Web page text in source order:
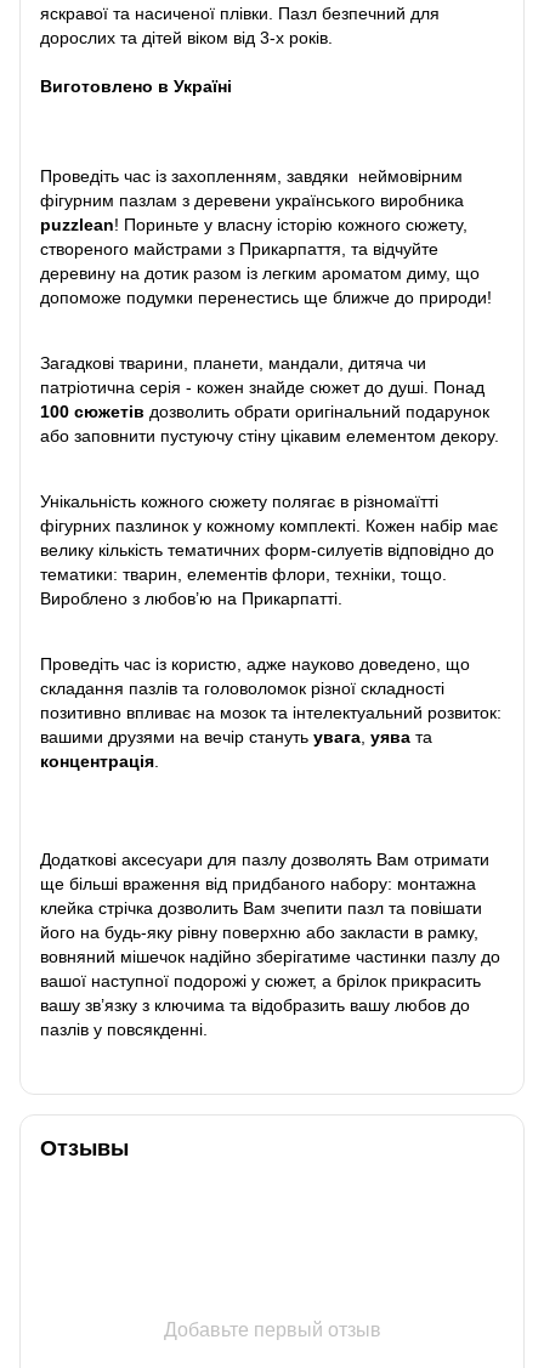
яскравої та насиченої плівки. Пазл безпечний для
дорослих та дітей віком від 3-х років.
Виготовлено в Україні
Проведіть час із захопленням, завдяки неймовірним
фігурним пазлам з деревени українського виробника
puzzlean! Пориньте у власну історію кожного сюжету,
створеного майстрами з Прикарпаття, та відчуйте
деревину на дотик разом із легким ароматом диму, що
допоможе подумки перенестись ще ближче до природи!
Загадкові тварини, планети, мандали, дитяча чи
патріотична серія - кожен знайде сюжет до душі. Понад
100 сюжетів дозволить обрати оригінальний подарунок
або заповнити пустуючу стіну цікавим елементом декору.
Унікальність кожного сюжету полягає в різномаїтті
фігурних пазлинок у кожному комплекті. Кожен набір має
велику кількість тематичних форм-силуетів відповідно до
тематики: тварин, елементів флори, техніки, тощо.
Вироблено з любов’ю на Прикарпатті.
Проведіть час із користю, адже науково доведено, що
складання пазлів та головоломок різної складності
позитивно впливає на мозок та інтелектуальний розвиток:
вашими друзями на вечір стануть увага уява та
концентрація
Додаткові аксесуари для пазлу дозволять Вам отримати
ще більші враження від придбаного набору: монтажна
клейка стрічка дозволить Вам зчепити пазл та повішати
його на будь-яку рівну поверхню або закласти в рамку,
вовняний мішечок надійно зберігатиме частинки пазлу до
вашої наступної подорожі у сюжет, а брілок прикрасить
вашу зв’язку з ключима та відобразить вашу любов до
пазлів у повсякденні.
Отзывы
Добавьте первый отзыв